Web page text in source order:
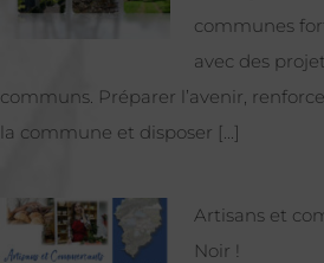
communes
avec des
communs. Préparer l’avenir,
la commune et disposer [...]
Artisans et
Noir !